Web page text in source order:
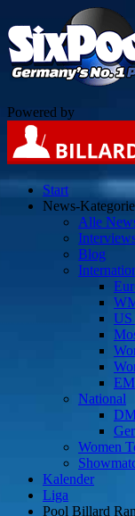
Powered by
Start
News-
Alle
Blog
US
EM
National
Women
Kalender
Liga
Pool Billard